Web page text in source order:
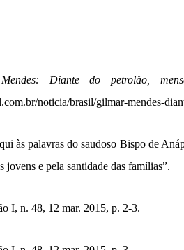
Diante do petrolão,
noticia/brasil/gilmar-mendes-
às palavras do saudoso Bispo de
jovens e pela santidade das famílias”.
I, n. 48, 12 mar. 2015, p. 2-3.